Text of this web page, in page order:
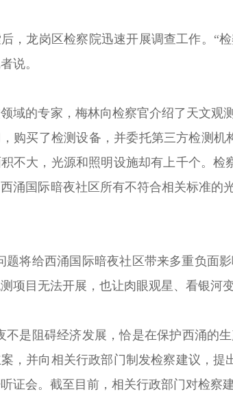
，龙岗区检察院迅速开展调查工作。“
说。
域的专家，梅林向检察官介绍了天文观
购买了检测设备，并委托第三方检测
不大，光源和照明设施却有上千个。
涌国际暗夜社区所有不符合相关标准的
题将给西涌国际暗夜社区带来多重负面
项目无法开展，也让肉眼观星、看银河
不是阻碍经济发展，恰是在保护西涌的
，并向相关行政部门制发检察建议，
证会。截至目前，相关行政部门对检察